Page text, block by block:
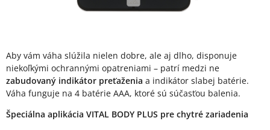
Aby vám váha slúžila nielen dobre, ale aj dlho, disponuje
niekoľkými ochrannými opatreniami – patrí medzi ne
zabudovaný indikátor preťaženia a indikátor slabej batérie.
Váha funguje na 4 batérie AAA, ktoré sú súčasťou balenia.
Špeciálna aplikácia VITAL BODY PLUS pre chytré zariadenia